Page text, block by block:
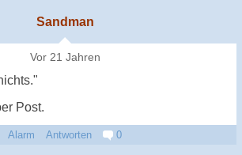
Sandman
Vor 21 Jahren
Post.
Alarm Antworten 0